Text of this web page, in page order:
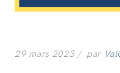
29 mars 2023 par